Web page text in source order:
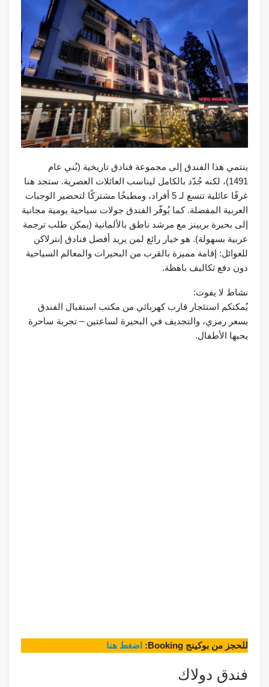
ينتمي هذا الفندق إلى مجموعة فنادق تاريخية (بُني عام
1491)، لكنه جُدّد بالكامل ليناسب العائلات العصرية. ستجد هنا
غرفًا عائلية تتسع لـ 5 أفراد، ومطبخًا مشتركًا لتحضير الوجبات
العربية المفضلة. كما يُوفّر الفندق جولات سياحية يومية مجانية
إلى بحيرة بريينز مع مرشد ناطق بالألمانية (يمكن طلب ترجمة
عربية بسهولة). هو خيار رائع لمن يريد أفضل فنادق إنترلاكن
للعوائل: إقامة مميزة بالقرب من البحيرات والمعالم السياحية
دون دفع تكاليف باهظة.
نشاط لا يفوت:
يُمكنكم استئجار قارب كهربائي من مكتب استقبال الفندق
بسعر رمزي، والتجديف في البحيرة لساعتين – تجربة ساحرة
يحبها الأطفال.
للحجز من بوكينج Booking: اضغط هنا
فندق دولاك